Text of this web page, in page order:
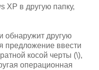
ХР в другую папку,
обнаружит другую
предложение ввести
косой черты (\),
операционная